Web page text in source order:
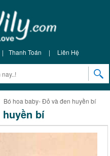
| Thanh Toán | Liên Hệ
Bó hoa baby- Đỏ và đen huyền bí
huyền bí